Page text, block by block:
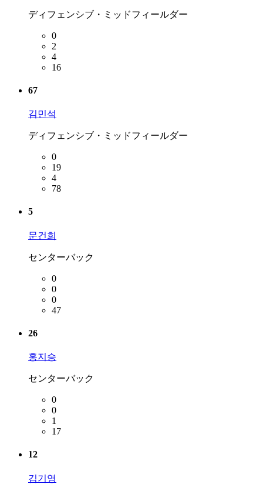
ディフェンシブ・ミッドフィールダー
0
2
4
16
67
김민석
ディフェンシブ・ミッドフィールダー
0
19
4
78
5
문건희
センターバック
0
0
0
47
26
홍지승
センターバック
0
0
1
17
12
김기영